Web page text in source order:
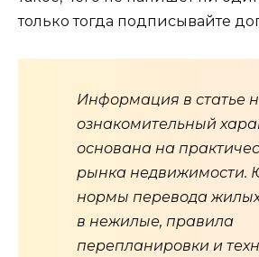
только тогда подписывайте
Информация в статье
ознакомительный
основана на
рынка недвижимости.
нормы перевода
в нежилые, правила
перепланировки и